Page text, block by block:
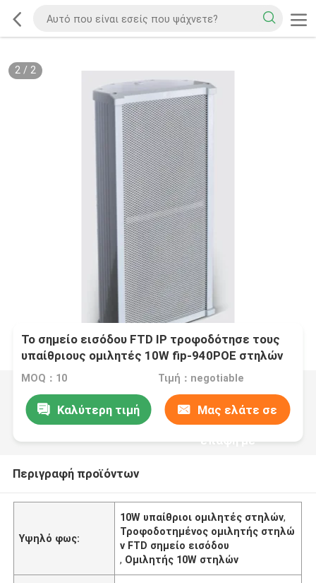
2/ 2
Το σημείο εισόδου FTD IP τροφοδότησε τους
υπαίθριους ομιλητές 10W fip-940POE στηλών
MOQ：10 Τιμή：negotiable
Καλύτερη τιμή Μας ελάτε σε
επαφή με
Περιγραφή προϊόντων
Υψηλό φως:
10W υπαίθριοι ομιλητές στηλών,
Τροφοδοτημένος ομιλητής στηλώ
ν FTD σημείο εισόδου
, Ομιλητής 10W στηλών